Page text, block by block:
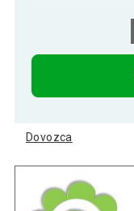
Dovozca